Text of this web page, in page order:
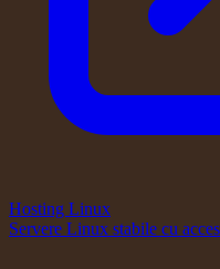
Hosting Linux
Servere Linux stabile cu